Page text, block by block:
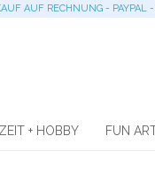
AUF RECHNUNG - PAYPAL
+ HOBBY FUN